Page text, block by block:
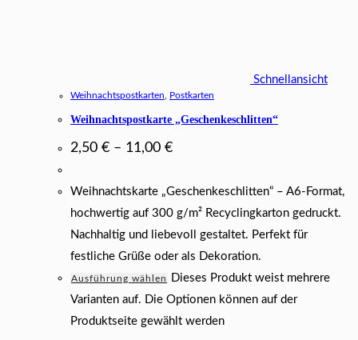
Schnellansicht
Weihnachtspostkarten Postkarten
Weihnachtspostkarte „Geschenkeschlitten“
2,50 € – 11,00 €
Weihnachtskarte „Geschenkeschlitten“ – A6-Format,
hochwertig auf 300 g/m² Recyclingkarton gedruckt.
Nachhaltig und liebevoll gestaltet. Perfekt für
festliche Grüße oder als Dekoration.
Ausführung wählen
Dieses Produkt weist mehrere
Varianten auf. Die Optionen können auf der
Produktseite gewählt werden